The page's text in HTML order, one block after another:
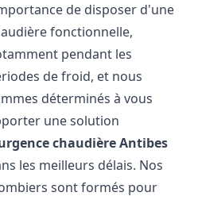
de disposer d'une
fonctionnelle,
pendant les
de froid, et nous
déterminés à vous
une solution
chaudièreAntibes
les meilleurs délais. Nos
sont formés pour